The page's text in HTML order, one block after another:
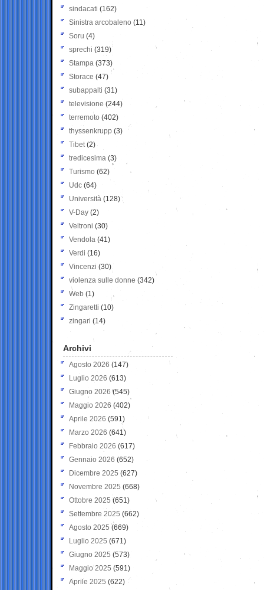
sindacati (162)
Sinistra arcobaleno (11)
Soru (4)
sprechi (319)
Stampa (373)
Storace (47)
subappalti (31)
televisione(244)
terremoto (402)
thyssenkrupp (3)
Tibet(2)
tredicesima (3)
Turismo (62)
Udc (64)
Università (128)
V-Day (2)
Veltroni (30)
Vendola (41)
Verdi (16)
Vincenzi (30)
violenza sulle donne (342)
Web (1)
Zingaretti (10)
zingari (14)
Archivi
Agosto 2026 (147)
Luglio 2026 (613)
Giugno 2026 (545)
Maggio 2026 (402)
Aprile 2026 (591)
Marzo 2026 (641)
Febbraio 2026 (617)
Gennaio 2026 (652)
Dicembre 2025 (627)
Novembre 2025 (668)
Ottobre 2025 (651)
Settembre 2025 (662)
Agosto 2025 (669)
Luglio 2025 (671)
Giugno 2025 (573)
Maggio 2025 (591)
Aprile 2025 (622)